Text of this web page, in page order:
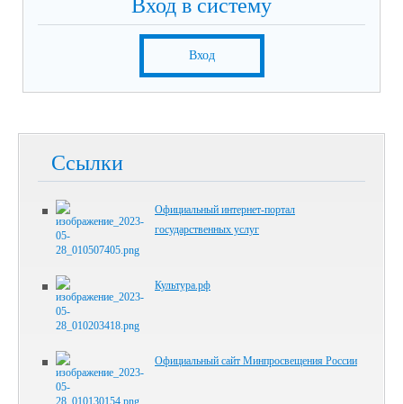
Вход в систему
Вход
Ссылки
Официальный интернет-портал
государственных услуг
Культура.рф
Официальный сайт Минпросвещения России